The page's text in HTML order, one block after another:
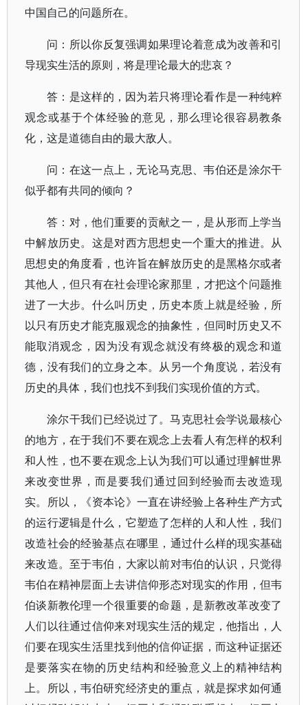
中国自己的问题所在。
问：所以你反复强调如果理论着意成为改善和引
导现实生活的原则，将是理论最大的悲哀？
答：是这样的，因为若只将理论看作是一种纯粹
观念或基于个体经验的意见，那么理论很容易教条
化，这是道德自由的最大敌人。
问：在这一点上，无论马克思、韦伯还是涂尔干
似乎都有共同的倾向？
答：对，他们重要的贡献之一，是从形而上学当
中解放历史。这是对西方思想史一个重大的推进。从
思想史的角度看，也许旨在解放历史的是黑格尔或者
其他人，但只有在社会理论家那里，才把这个问题推
进了一大步。什么叫历史，历史本质上就是经验，所
以只有历史才能克服观念的抽象性，但同时历史又不
能取消观念，因为没有观念就没有终极的观念和道
德，没有我们的立身之本。从另一个角度说，若没有
历史的具体，我们也找不到我们实现价值的方式。
涂尔干我们已经说过了。马克思社会学说最核心
的地方，在于我们不要在观念上去看人有怎样的权利
和人性，也不要在观念上认为我们可以通过理解世界
来改变世界，而是要我们通过回到经验而去改造现
实。所以，《资本论》一直在讲经验上各种生产方式
的运行逻辑是什么，它塑造了怎样的人和人性，我们
改造社会的经验基点在哪里，通过什么样的现实基础
来改造。至于韦伯，大家以前对韦伯的认识，只觉得
韦伯在精神层面上去讲信仰形态对现实的作用，但韦
伯谈新教伦理一个很重要的命题，是新教改革改变了
人们以往通过信仰来对现实生活的规定，他指出，人
们要在现实生活里找到他的信仰证据，而这种证据还
是要落实在物的历史结构和经验意义上的精神结构
上。所以，韦伯研究经济史的重点，就是探求如何通